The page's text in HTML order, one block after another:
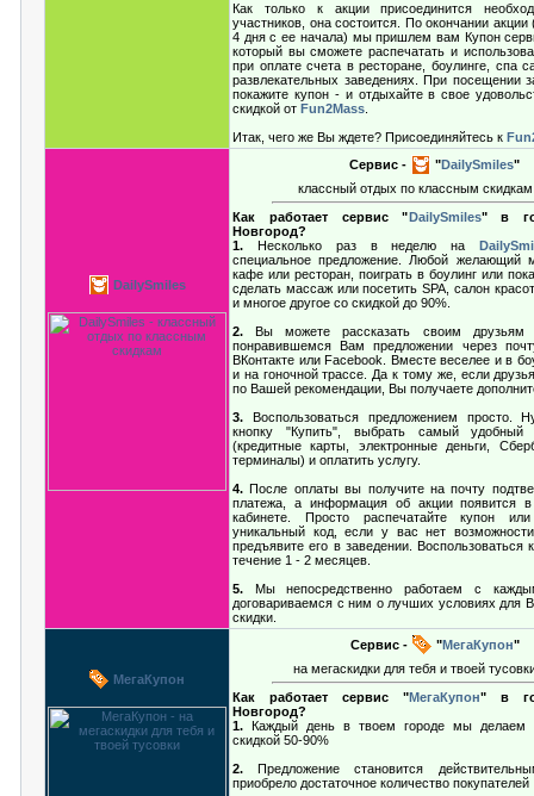
Как только к акции присоединится
участников, она состоится. По окончании
4 дня с ее начала) мы пришлем вам Купон
который вы сможете распечатать и
при оплате счета в ресторане, боулинге, спа
развлекательных заведениях. При посещении
покажите купон - и отдыхайте в свое
скидкой от Fun2Mass.
Итак, чего же Вы ждете? Присоединяйтесь к
DailySmiles
Сервис - "DailySmiles"
классный отдых по классным
Как работает сервис " DailySmiles" в
Новгород?
1. Несколько раз в неделю на
специальное предложение. Любой желающий
кафе или ресторан, поиграть в боулинг или
сделать массаж или посетить SPA, салон
и многое другое со скидкой до 90%.
2. Вы можете рассказать своим
понравившемся Вам предложении через
ВКонтакте или Facebook. Вместе веселее и в
и на гоночной трассе. Да к тому же, если
по Вашей рекомендации, Вы получаете
3. Воспользоваться предложением просто.
кнопку "Купить", выбрать самый удобный
(кредитные карты, электронные деньги,
терминалы) и оплатить услугу.
4. После оплаты вы получите на почту
платежа, а информация об акции появится
кабинете. Просто распечатайте купон
уникальный код, если у вас нет
предъявите его в заведении.
течение 1 - 2 месяцев.
5. Мы непосредственно работаем с
договариваемся с ним о лучших условиях для
скидки.
МегаКупон
Сервис - "МегаКупон"
на мегаскидки для тебя и твоей
Как работает сервис "МегаКупон" в
Новгород?
1. Каждый день в твоем городе мы делаем
скидкой 50-90%
2. Предложение становится
приобрело достаточное количество покупателей